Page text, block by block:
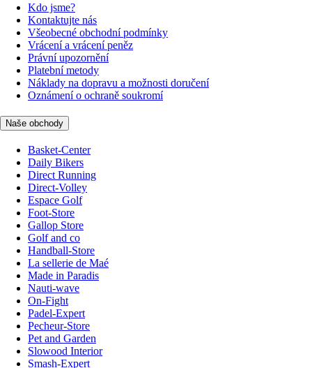
Kdo jsme?
Kontaktujte nás
Všeobecné obchodní podmínky
Vrácení a vrácení peněz
Právní upozornění
Platební metody
Náklady na dopravu a možnosti doručení
Oznámení o ochraně soukromí
Naše obchody
Basket-Center
Daily Bikers
Direct Running
Direct-Volley
Espace Golf
Foot-Store
Gallop Store
Golf and co
Handball-Store
La sellerie de Maé
Made in Paradis
Nauti-wave
On-Fight
Padel-Expert
Pecheur-Store
Pet and Garden
Slowood Interior
Smash-Expert